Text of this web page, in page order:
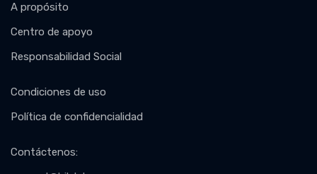
A propósito
Centro de apoyo
Responsabilidad Social
Condiciones de uso
Política de confidencialidad
Contáctenos: